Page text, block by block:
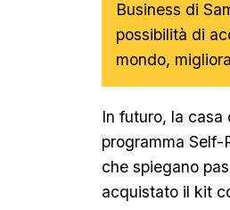
Business di
possibilità di
mondo,
In futuro, la casa
programma Self-
che spiegano
acquistato il kit